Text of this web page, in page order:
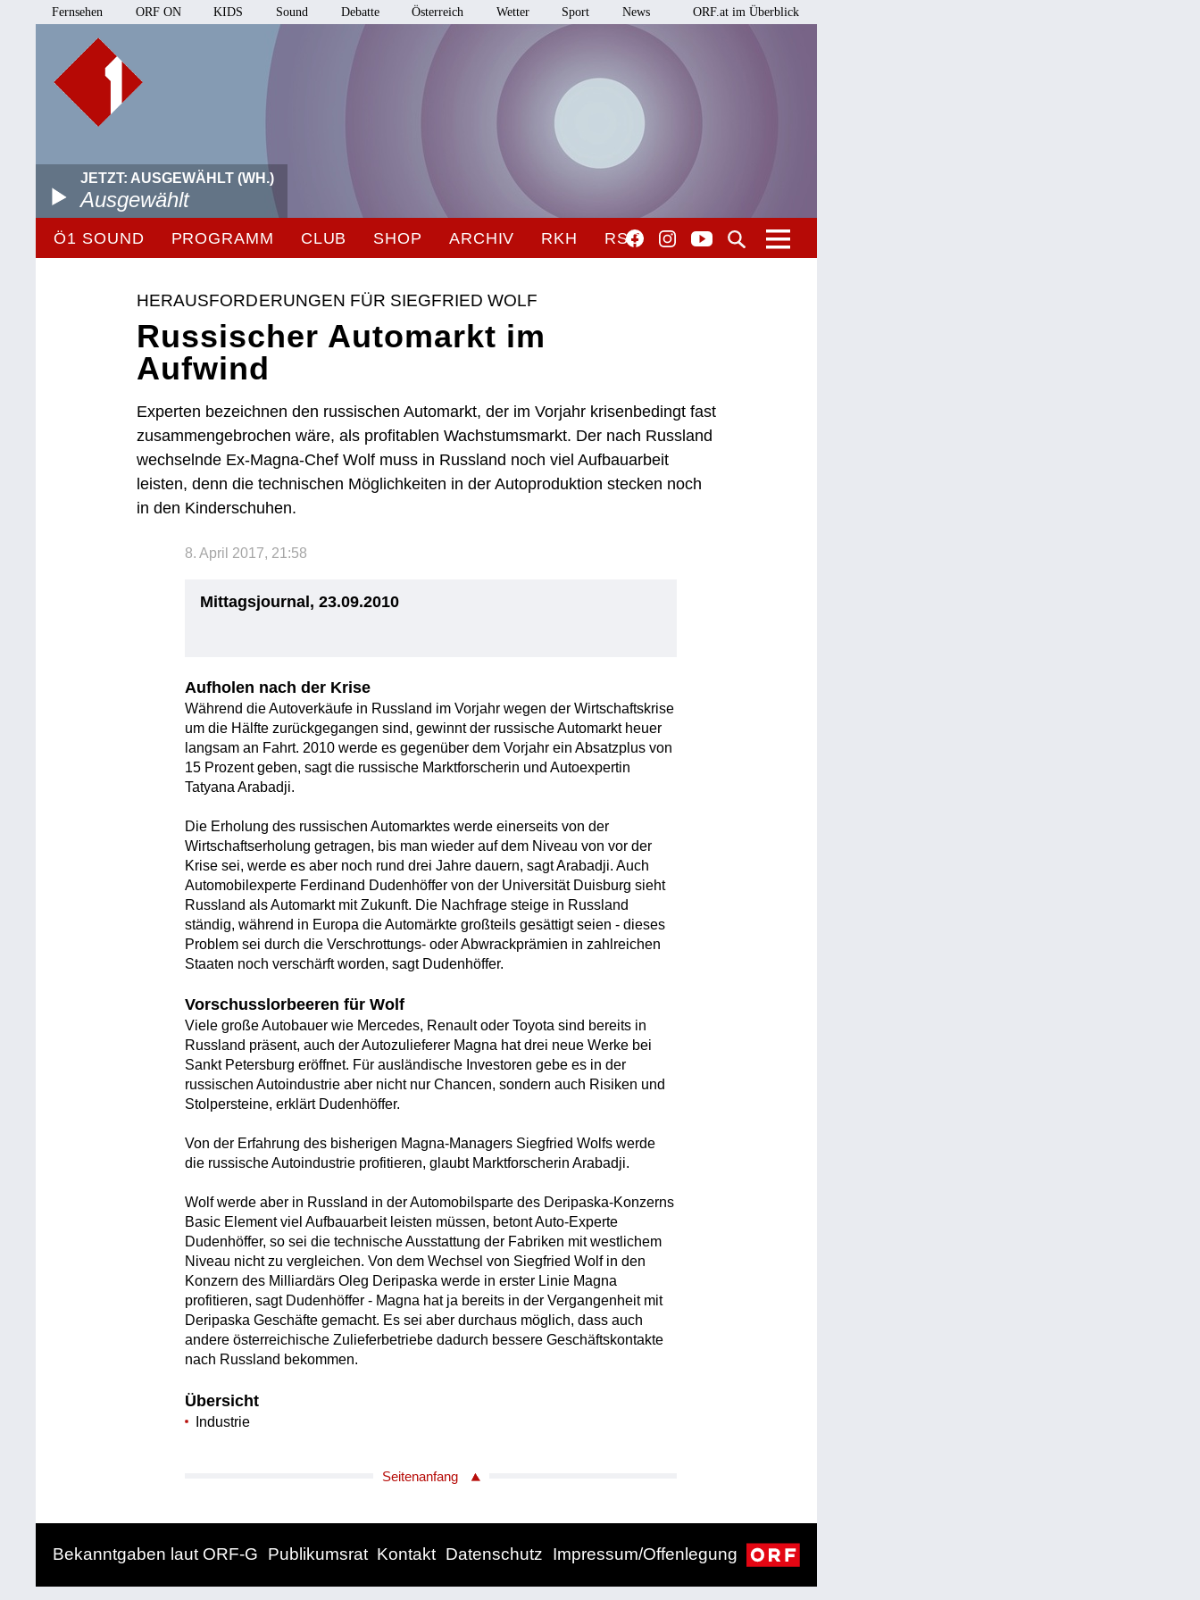
Fernsehen ORF ON KIDS Sound Debatte Österreich Wetter Sport News ORF.at im Überblick
JETZT: AUSGEWÄHLT (WH.)
Ausgewählt
Ö1 SOUND PROGRAMM CLUB SHOP ARCHIV RKH RSO
HERAUSFORDERUNGEN FÜR SIEGFRIED WOLF
Russischer Automarkt im
Aufwind
Experten bezeichnen den russischen Automarkt, der im Vorjahr krisenbedingt fast
zusammengebrochen wäre, als profitablen Wachstumsmarkt. Der nach Russland
wechselnde Ex-Magna-Chef Wolf muss in Russland noch viel Aufbauarbeit
leisten, denn die technischen Möglichkeiten in der Autoproduktion stecken noch
in den Kinderschuhen.
8. April 2017, 21:58
Mittagsjournal, 23.09.2010
Aufholen nach der Krise
Während die Autoverkäufe in Russland im Vorjahr wegen der Wirtschaftskrise
um die Hälfte zurückgegangen sind, gewinnt der russische Automarkt heuer
langsam an Fahrt. 2010 werde es gegenüber dem Vorjahr ein Absatzplus von
15 Prozent geben, sagt die russische Marktforscherin und Autoexpertin
Tatyana Arabadji.
Die Erholung des russischen Automarktes werde einerseits von der
Wirtschaftserholung getragen, bis man wieder auf dem Niveau von vor der
Krise sei, werde es aber noch rund drei Jahre dauern, sagt Arabadji. Auch
Automobilexperte Ferdinand Dudenhöffer von der Universität Duisburg sieht
Russland als Automarkt mit Zukunft. Die Nachfrage steige in Russland
ständig, während in Europa die Automärkte großteils gesättigt seien - dieses
Problem sei durch die Verschrottungs- oder Abwrackprämien in zahlreichen
Staaten noch verschärft worden, sagt Dudenhöffer.
Vorschusslorbeeren für Wolf
Viele große Autobauer wie Mercedes, Renault oder Toyota sind bereits in
Russland präsent, auch der Autozulieferer Magna hat drei neue Werke bei
Sankt Petersburg eröffnet. Für ausländische Investoren gebe es in der
russischen Autoindustrie aber nicht nur Chancen, sondern auch Risiken und
Stolpersteine, erklärt Dudenhöffer.
Von der Erfahrung des bisherigen Magna-Managers Siegfried Wolfs werde
die russische Autoindustrie profitieren, glaubt Marktforscherin Arabadji.
Wolf werde aber in Russland in der Automobilsparte des Deripaska-Konzerns
Basic Element viel Aufbauarbeit leisten müssen, betont Auto-Experte
Dudenhöffer, so sei die technische Ausstattung der Fabriken mit westlichem
Niveau nicht zu vergleichen. Von dem Wechsel von Siegfried Wolf in den
Konzern des Milliardärs Oleg Deripaska werde in erster Linie Magna
profitieren, sagt Dudenhöffer - Magna hat ja bereits in der Vergangenheit mit
Deripaska Geschäfte gemacht. Es sei aber durchaus möglich, dass auch
andere österreichische Zulieferbetriebe dadurch bessere Geschäftskontakte
nach Russland bekommen.
Übersicht
Industrie
Seitenanfang
Bekanntgaben laut ORF-G Publikumsrat Kontakt Datenschutz Impressum/Offenlegung